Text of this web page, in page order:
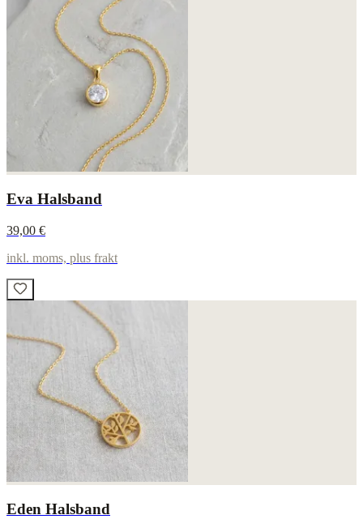
Eva Halsband
39,00 €
inkl. moms, plus frakt
Eden Halsband